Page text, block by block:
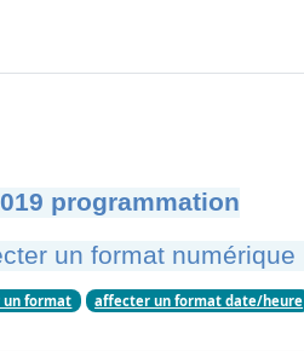
programmation
un format numérique
format affecter un format date/heure